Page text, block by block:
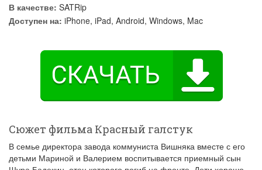
В качестве: SATRip
Доступен на: iPhone, iPad, Android, Windows, Mac
Сюжет фильма Красный галстук
В семье директора завода коммуниста Вишняка вместе с его
детьми Мариной и Валерием воспитывается приемный сын